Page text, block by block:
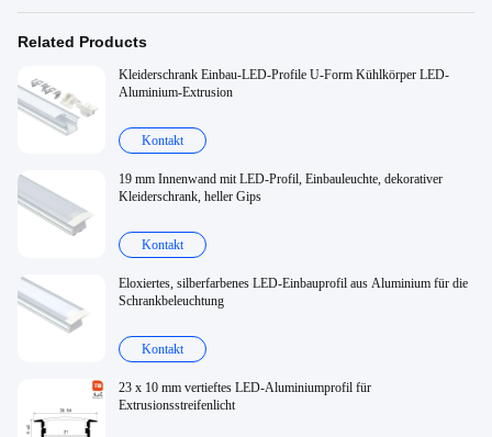
Related Products
Kleiderschrank Einbau-LED-Profile U-Form Kühlkörper LED-
Aluminium-Extrusion
Kontakt
19 mm Innenwand mit LED-Profil, Einbauleuchte, dekorativer
Kleiderschrank, heller Gips
Kontakt
Eloxiertes, silberfarbenes LED-Einbauprofil aus Aluminium für die
Schrankbeleuchtung
Kontakt
23 x 10 mm vertieftes LED-Aluminiumprofil für
Extrusionsstreifenlicht